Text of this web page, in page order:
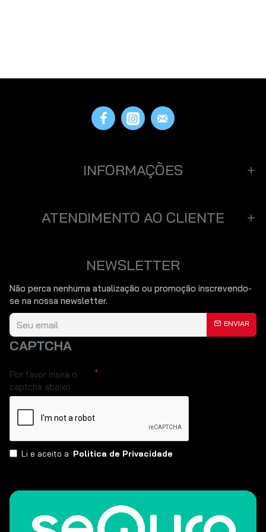
INFORMAÇÕES
ATENDIMENTO AO CLIENTE
NEWSLETTER
Não perca nenhuma atualização ou promoção inscrevendo-
se na nossa newsletter.
ENVIAR
CAPTCHA
Por favor insira o
captcha abaixo
Li e aceito a Politica de Privacidade